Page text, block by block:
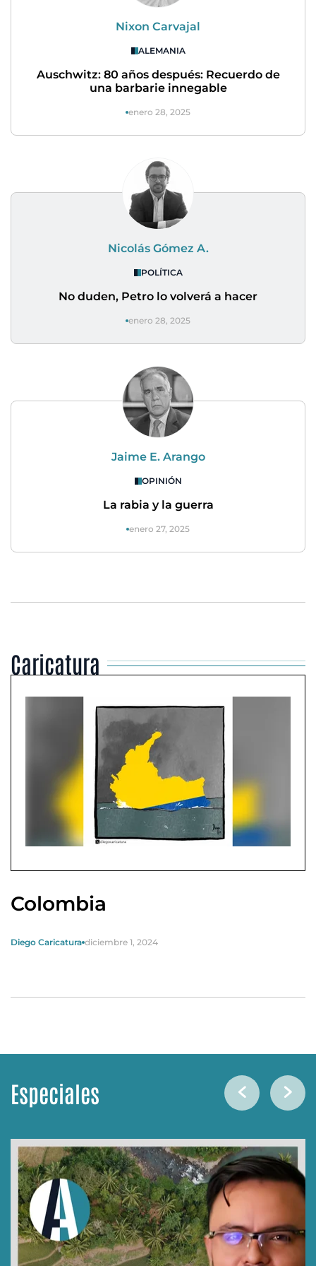
Nixon Carvajal
ALEMANIA
Auschwitz: 80 años después: Recuerdo de
una barbarie innegable
enero 28, 2025
Nicolás Gómez A.
POLÍTICA
No duden, Petro lo volverá a hacer
enero 28, 2025
Jaime E. Arango
OPINIÓN
La rabia y la guerra
enero 27, 2025
Caricatura
Colombia
Diego Caricatura diciembre 1, 2024
Especiales